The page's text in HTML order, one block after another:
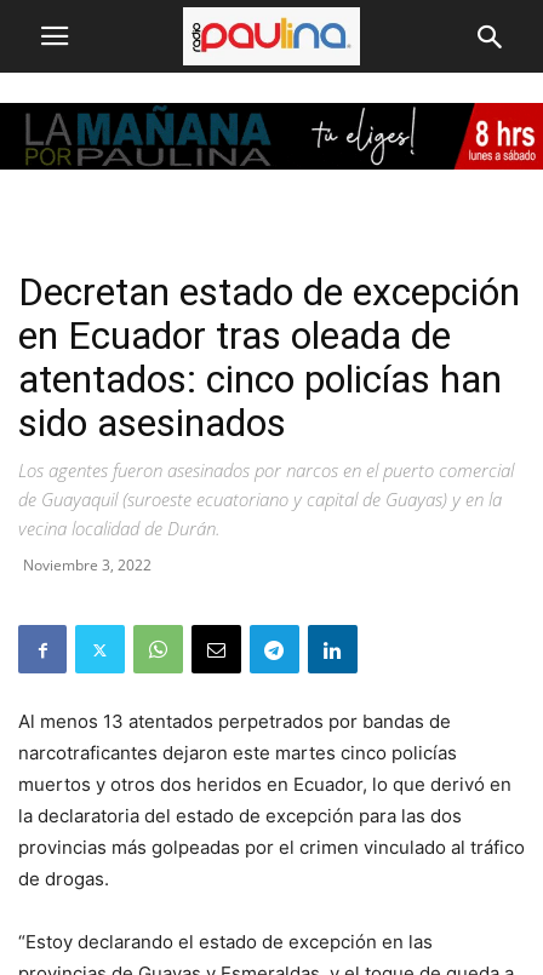
Decretan estado de excepción
en Ecuador tras oleada de
atentados: cinco policías han
sido asesinados
Los agentes fueron asesinados por narcos en el puerto comercial
de Guayaquil (suroeste ecuatoriano y capital de Guayas) y en la
vecina localidad de Durán.
Noviembre 3, 2022
Al menos 13 atentados perpetrados por bandas de
narcotraficantes dejaron este martes cinco policías
muertos y otros dos heridos en Ecuador, lo que derivó en
la declaratoria del estado de excepción para las dos
provincias más golpeadas por el crimen vinculado al tráfico
de drogas.
“Estoy declarando el estado de excepción en las